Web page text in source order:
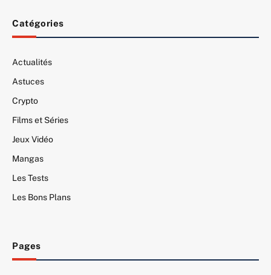
Catégories
Actualités
Astuces
Crypto
Films et Séries
Jeux Vidéo
Mangas
Les Tests
Les Bons Plans
Pages